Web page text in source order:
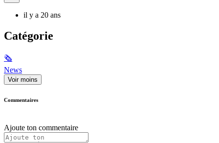
il y a 20 ans
Catégorie
🗞
News
Voir moins
Commentaires
Ajoute ton commentaire